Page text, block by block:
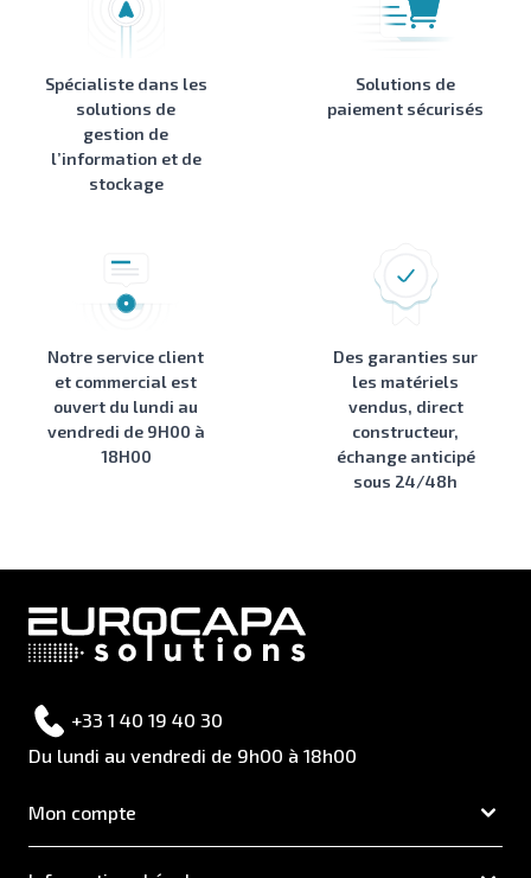
Spécialiste dans les
solutions de
gestion de
l’information et de
stockage
Solutions de
paiement sécurisés
Notre service client
et commercial est
ouvert du lundi au
vendredi de 9H00 à
18H00
Des garanties sur
les matériels
vendus, direct
constructeur,
échange anticipé
sous 24/48h
+33 1 40 19 40 30
Du lundi au vendredi de 9h00 à 18h00
Mon compte